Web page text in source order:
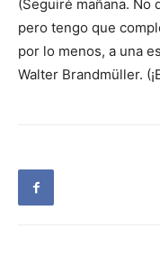
(Seguiré mañana. No
pero tengo que
por lo menos, a una
Walter Brandmüller.